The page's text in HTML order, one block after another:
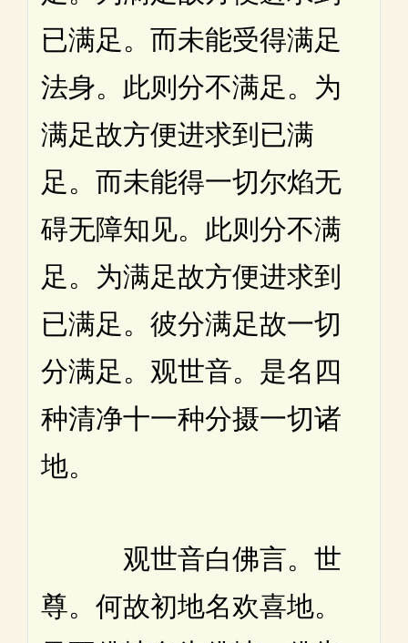
已满足。而未能受得满足
法身。此则分不满足。为
满足故方便进求到已满
足。而未能得一切尔焰无
碍无障知见。此则分不满
足。为满足故方便进求到
已满足。彼分满足故一切
分满足。观世音。是名四
种清净十一种分摄一切诸
地。
观世音白佛言。世
尊。何故初地名欢喜地。